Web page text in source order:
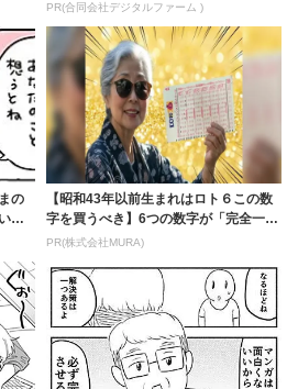
PR(合同会社デジタルファーム )
の
お
【昭和43年以前生まれはロト６この数
字を買うべき】6つの数字が「完全一
致」する方...
PR(株式会社MURA)